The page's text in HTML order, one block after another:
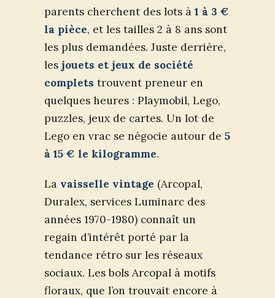
parents cherchent des lots à 1 à 3 €
la pièce, et les tailles 2 à 8 ans sont
les plus demandées. Juste derrière,
les jouets et jeux de société
complets trouvent preneur en
quelques heures : Playmobil, Lego,
puzzles, jeux de cartes. Un lot de
Lego en vrac se négocie autour de 5
à 15 € le kilogramme.
La vaisselle vintage (Arcopal,
Duralex, services Luminarc des
années 1970-1980) connaît un
regain d’intérêt porté par la
tendance rétro sur les réseaux
sociaux. Les bols Arcopal à motifs
floraux, que l’on trouvait encore à